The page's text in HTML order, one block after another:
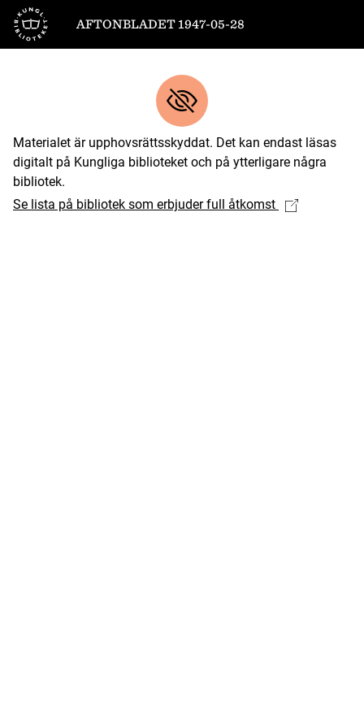
Till startsidan
AFTONBLADET 1947-05-28
Materialet är upphovsrättsskyddat. Det kan endast läsas
digitalt på Kungliga biblioteket och på ytterligare några
bibliotek.
Se lista på bibliotek som erbjuder full åtkomst